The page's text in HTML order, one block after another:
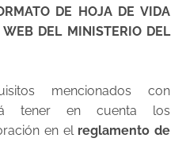
DE HOJA DE VIDA
DEL MINISTERIO DEL
mencionados con
tener en cuenta los
en el reglamento de